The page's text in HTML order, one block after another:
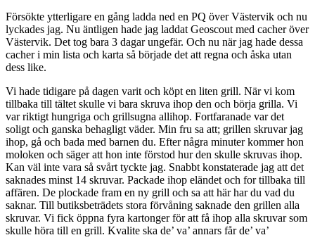
Försökte ytterligare en gång ladda ned en PQ över Västervik och nu
lyckades jag. Nu äntligen hade jag laddat Geoscout med cacher över
Västervik. Det tog bara 3 dagar ungefär. Och nu när jag hade dessa
cacher i min lista och karta så började det att regna och åska utan
dess like.
Vi hade tidigare på dagen varit och köpt en liten grill. När vi kom
tillbaka till tältet skulle vi bara skruva ihop den och börja grilla. Vi
var riktigt hungriga och grillsugna allihop. Fortfaranade var det
soligt och ganska behagligt väder. Min fru sa att; grillen skruvar jag
ihop, gå och bada med barnen du. Efter några minuter kommer hon
moloken och säger att hon inte förstod hur den skulle skruvas ihop.
Kan väl inte vara så svårt tyckte jag. Snabbt konstaterade jag att det
saknades minst 14 skruvar. Packade ihop eländet och for tillbaka till
affären. De plockade fram en ny grill och sa att här har du vad du
saknar. Till butiksbeträdets stora förvåning saknade den grillen alla
skruvar. Vi fick öppna fyra kartonger för att få ihop alla skruvar som
skulle höra till en grill. Kvalite ska de’ va’ annars får de’ va’